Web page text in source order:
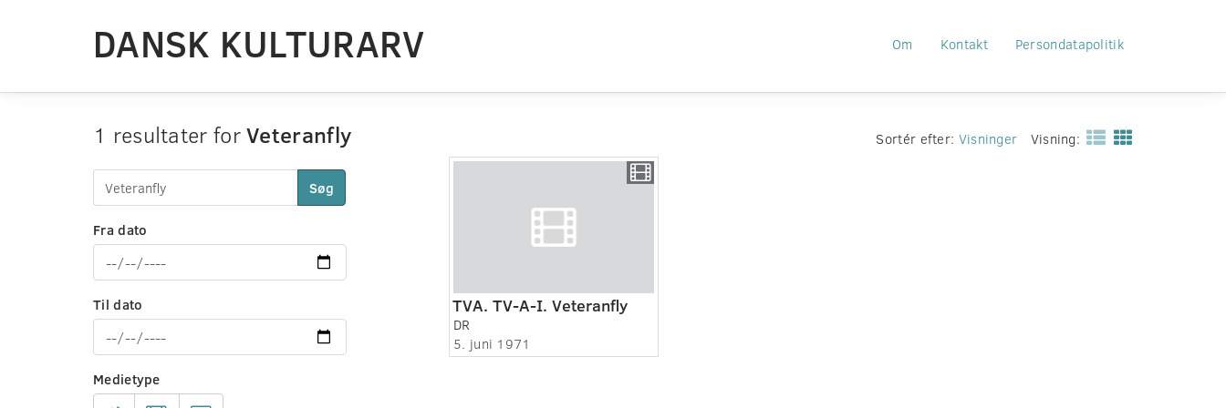
DANSK KULTURARV Om Kontakt Persondatapolitik
1 resultater forVeteranfly
Søg
Fra dato
Til dato
Medietype
Sortér efter: Visninger Visning:
TVA. TV-A-I. Veteranfly
DR
5. juni 1971